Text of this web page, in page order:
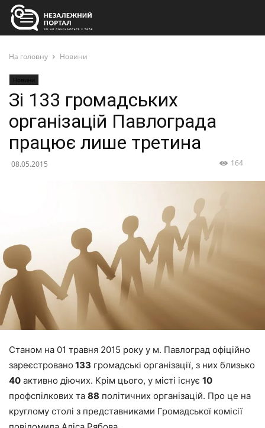
На головну Новини
Новини
Зі 133 громадських
організацій Павлограда
працює лише третина
08.05.2015 164
Станом на 01 травня 2015 року у м. Павлоград офіційно
зареєстровано 133 громадські організації, з них близько
40 активно діючих. Крім цього, у місті існує 10
профспілкових та 88 політичних організацій. Про це на
круглому столі з представниками Громадської комісії